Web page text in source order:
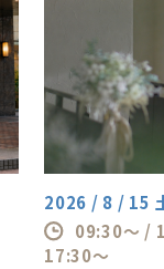
2026 / 8 / 15
09:30～ /
17:30～